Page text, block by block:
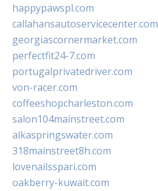
happypawspl.com
callahansautoservicecenter.com
georgiascornermarket.com
perfectfit24-7.com
portugalprivatedriver.com
von-racer.com
coffeeshopcharleston.com
salon104mainstreet.com
alkaspringswater.com
318mainstreet8h.com
lovenailsspari.com
oakberry-kuwait.com